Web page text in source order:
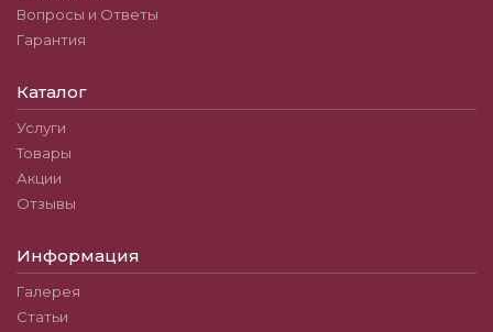
Вопросы и Ответы
Гарантия
Каталог
Услуги
Товары
Акции
Отзывы
Информация
Галерея
Статьи